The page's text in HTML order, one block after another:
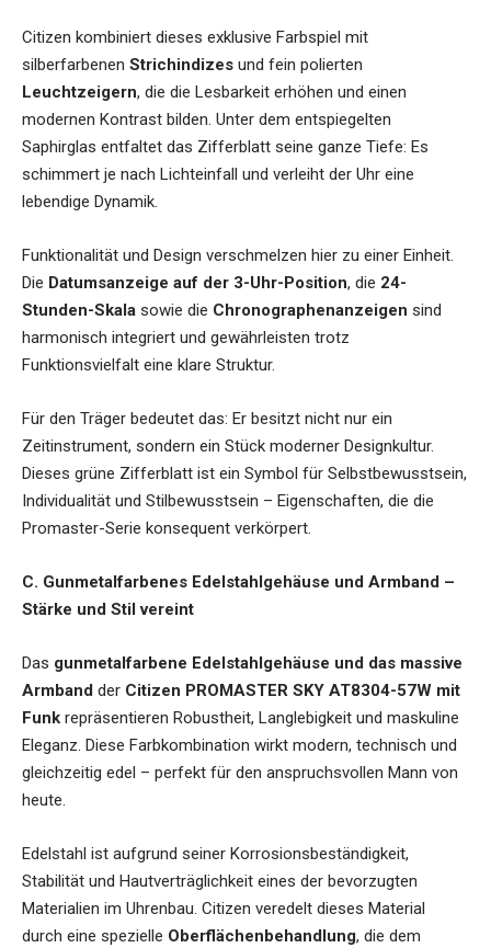
Citizen kombiniert dieses exklusive Farbspiel mit
silberfarbenen Strichindizes und fein polierten
Leuchtzeigern, die die Lesbarkeit erhöhen und einen
modernen Kontrast bilden. Unter dem entspiegelten
Saphirglas entfaltet das Zifferblatt seine ganze Tiefe: Es
schimmert je nach Lichteinfall und verleiht der Uhr eine
lebendige Dynamik.
Funktionalität und Design verschmelzen hier zu einer Einheit.
Die Datumsanzeige auf der 3-Uhr-Position, die 24-
Stunden-Skala sowie die Chronographenanzeigen sind
harmonisch integriert und gewährleisten trotz
Funktionsvielfalt eine klare Struktur.
Für den Träger bedeutet das: Er besitzt nicht nur ein
Zeitinstrument, sondern ein Stück moderner Designkultur.
Dieses grüne Zifferblatt ist ein Symbol für Selbstbewusstsein,
Individualität und Stilbewusstsein – Eigenschaften, die die
Promaster-Serie konsequent verkörpert.
C. Gunmetalfarbenes Edelstahlgehäuse und Armband –
Stärke und Stil vereint
Das gunmetalfarbene Edelstahlgehäuse und das massive
Armband der Citizen PROMASTER SKY AT8304-57W mit
Funk repräsentieren Robustheit, Langlebigkeit und maskuline
Eleganz. Diese Farbkombination wirkt modern, technisch und
gleichzeitig edel – perfekt für den anspruchsvollen Mann von
heute.
Edelstahl ist aufgrund seiner Korrosionsbeständigkeit,
Stabilität und Hautverträglichkeit eines der bevorzugten
Materialien im Uhrenbau. Citizen veredelt dieses Material
durch eine spezielle Oberflächenbehandlung, die dem